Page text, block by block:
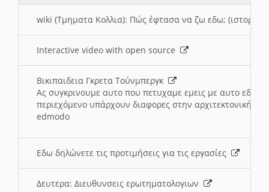
wiki (Τμηματα Κολλια): Πώς έφτασα να ζω εδω; (ιστορια)
Interactive video with open source
Βικιπαιδεια Γκρετα Τούνμπεργκ
Ας συγκρινουμε αυτο που πετυχαμε εμεις με αυτο εδω
περιεχόμενο υπάρχουν διαφορες στην αρχιτεκτονική
edmodo
Εδω δηλώνετε τις προτιμήσεις για τις εργασίες
Δευτερα: Διευθυνσεις ερωτηματολογιων